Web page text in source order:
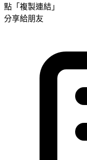
點「複製連結」
分享給朋友